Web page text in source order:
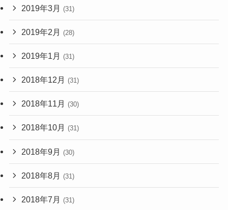
2019年3月 (31)
2019年2月 (28)
2019年1月 (31)
2018年12月 (31)
2018年11月 (30)
2018年10月 (31)
2018年9月 (30)
2018年8月 (31)
2018年7月 (31)